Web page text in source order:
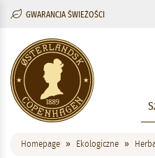
GWARANCJA ŚWIEŻOŚCI
Homepage Ekologiczne